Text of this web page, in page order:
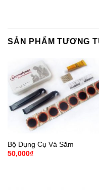
SẢN PHẨM TƯƠNG
Bộ Dụng Cụ Vá Săm
50,000₫